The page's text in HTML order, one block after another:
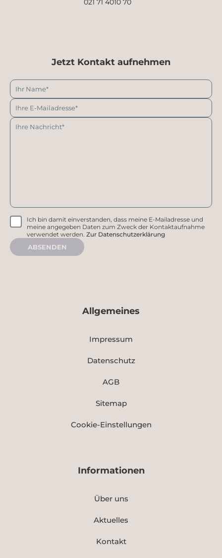
021 71 4010 70
Informationen
Über uns
Aktuelles
Kontakt
Allgemeines
Impressum
Datenschutz
AGB
Sitemap
Cookie-Einstellungen
Jetzt Kontakt aufnehmen
Ich bin damit einverstanden, dass meine E-Mailadresse und
meine angegeben Daten zum Zweck der Kontaktaufnahme
verwendet werden. Zur Datenschutzerklärung
ABSENDEN